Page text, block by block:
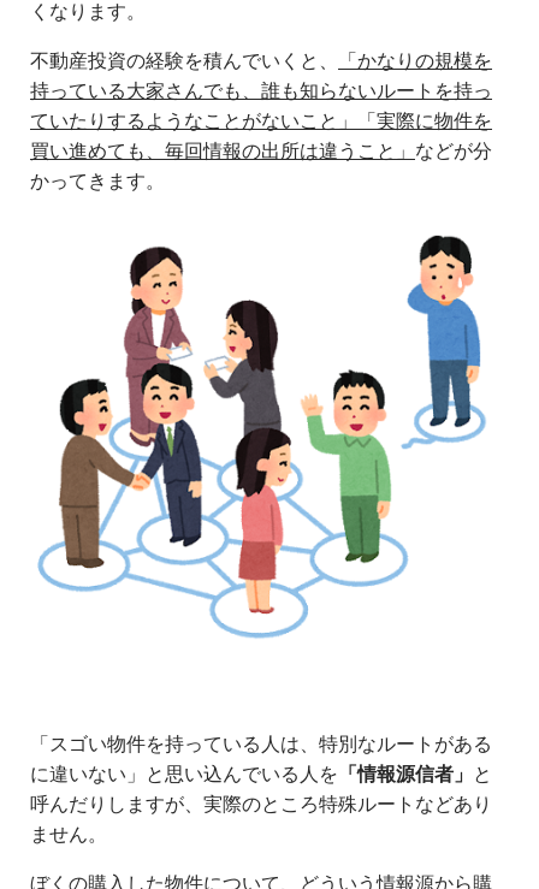
くなります。
不動産投資の経験を積んでいくと、
「かなりの規模を
持っている大家さんでも、誰も知らないルートを持っ
ていたりするようなことがないこと」「実際に物件を
買い進めても、毎回情報の出所は違うこと」 などが分
かってきます。
「スゴい物件を持っている人は、特別なルートがある
に違いない」と思い込んでいる人を 「情報源信者」 と
呼んだりしますが、実際のところ特殊ルートなどあり
ません。
ぼくの購入した物件について、どういう情報源から購